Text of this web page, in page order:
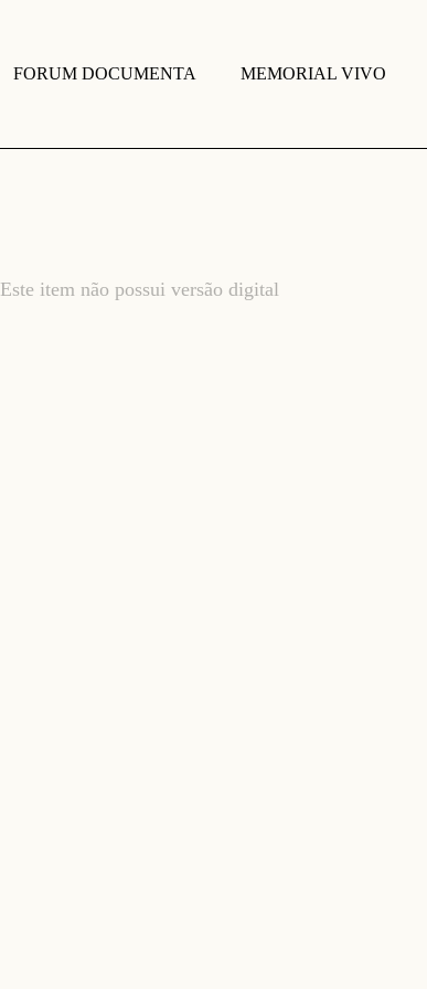
FORUM DOCUMENTA MEMORIAL VIVO
Este item não possui versão digital